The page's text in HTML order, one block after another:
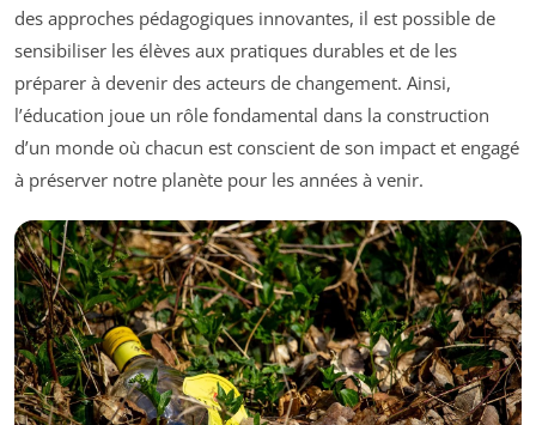
des approches pédagogiques innovantes, il est possible de
sensibiliser les élèves aux pratiques durables et de les
préparer à devenir des acteurs de changement. Ainsi,
l’éducation joue un rôle fondamental dans la construction
d’un monde où chacun est conscient de son impact et engagé
à préserver notre planète pour les années à venir.